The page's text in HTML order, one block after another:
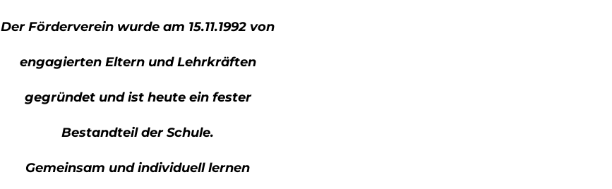
Der Förderverein wurde am 15.11.1992 von
engagierten Eltern und Lehrkräften
gegründet und ist heute ein fester
Bestandteil der Schule.
Gemeinsam und individuell lernen